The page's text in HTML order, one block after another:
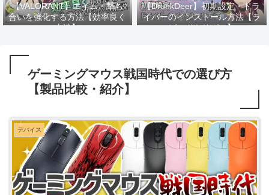
【VALORANT】エイム・撃ち
合いを強化する方法【効率良く
上達】
【DrunkDeer】初期設定・ドラ
イバーのインストール方法【ラ
ピッドトリガー】
ゲーミングマウス戦国時代での選び方
【製品比較・紹介】
デバイス